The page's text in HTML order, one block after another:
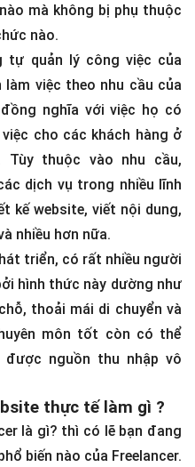
mà không bị phụ thuộc
nào.
tự quản lý công việc của
việc theo nhu cầu của
nghĩa với việc họ có
cho các khách hàng ở
thuộc vào nhu cầu,
dịch vụ trong nhiều lĩnh
kế website, viết nội dung,
nhiều hơn nữa.
triển, có rất nhiều người
hình thức này dường như
thoải mái di chuyển và
môn tốt còn có thể
nguồn thu nhập vô
thực tế làm gì ?
là gì? thì có lẽ bạn đang
biến nào của Freelancer.